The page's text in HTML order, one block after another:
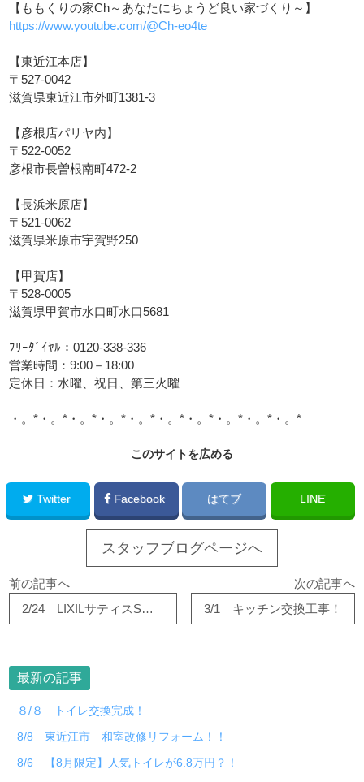
【ももくりの家Ch～あなたにちょうど良い家づくり～】
https://www.youtube.com/@Ch-eo4te
【東近江本店】
〒527-0042
滋賀県東近江市外町1381-3
【彦根店パリヤ内】
〒522-0052
彦根市長曽根南町472-2
【長浜米原店】
〒521-0062
滋賀県米原市宇賀野250
【甲賀店】
〒528-0005
滋賀県甲賀市水口町水口5681
ﾌﾘｰﾀﾞｲﾔﾙ：0120-338-336
営業時間：9:00－18:00
定休日：水曜、祝日、第三火曜
・。*・。*・。*・。*・。*・。*・。*・。*・。*・。*
このサイトを広める
Twitter Facebook はてブ LINE
スタッフブログページへ
前の記事へ
2/24 LIXILサティスSについて
次の記事へ
3/1 キッチン交換工事！
最新の記事
８/８ トイレ交換完成！
8/8 東近江市 和室改修リフォーム！！
8/6 【8月限定】人気トイレが6.8万円？！